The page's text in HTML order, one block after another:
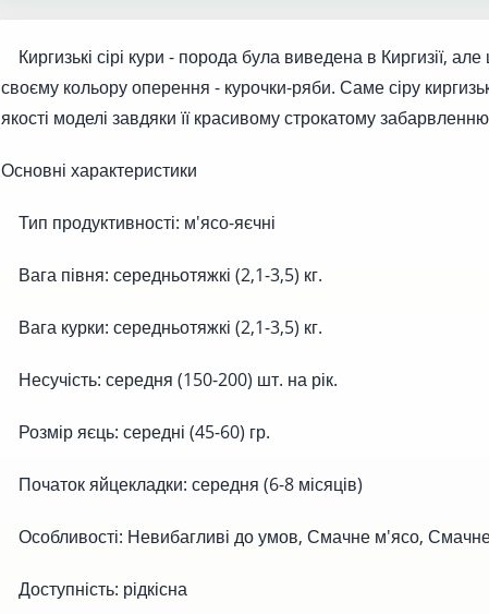
Киргизькі сірі кури - порода була виведена в Киргизії,
своєму кольору оперення - курочки-ряби. Саме сіру
якості моделі завдяки її красивому строкатому
Основні характеристики
Тип продуктивності: м'ясо-яєчні
Вага півня: середньотяжкі (2,1-3,5) кг.
Вага курки: середньотяжкі (2,1-3,5) кг.
Несучість: середня (150-200) шт. на рік.
Розмір яєць: середні (45-60) гр.
Початок яйцекладки: середня (6-8 місяців)
Особливості: Невибагливі до умов, Смачне м'ясо,
Доступність: рідкісна